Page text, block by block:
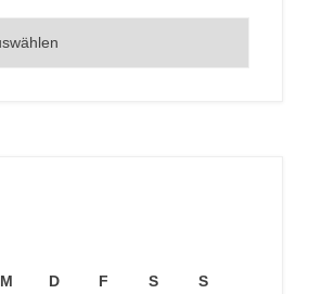
M D F S
S